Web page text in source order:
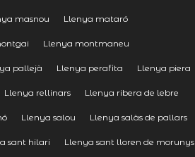
masnou Llenya mataró
Llenya montmaneu
pallejà Llenya perafita Llenya piera
Llenya rellinars Llenya ribera de lebre
Llenya salou Llenya salàs de pallars
sant hilari Llenya sant lloren de morunys